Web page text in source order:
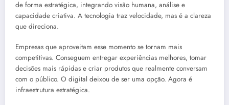
de forma estratégica, integrando visão humana, análise e
capacidade criativa. A tecnologia traz velocidade, mas é a clareza
que direciona.
Empresas que aproveitam esse momento se tornam mais
competitivas. Conseguem entregar experiências melhores, tomar
decisões mais rápidas e criar produtos que realmente conversam
com o público. O digital deixou de ser uma opção. Agora é
infraestrutura estratégica.